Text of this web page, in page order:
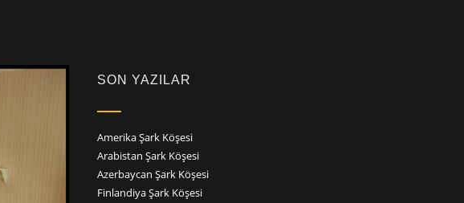
SON YAZILAR
Amerika Şark Köşesi
Arabistan Şark Köşesi
Azerbaycan Şark Köşesi
Finlandiya Şark Köşesi